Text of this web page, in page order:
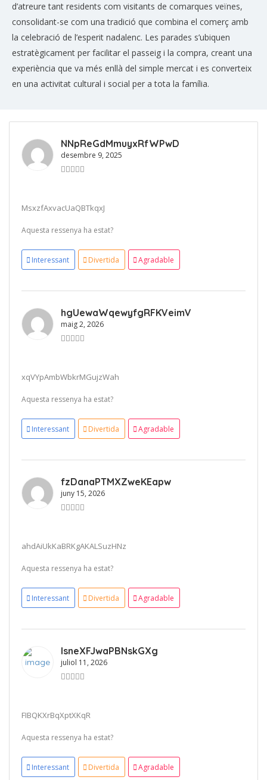
d’atreure tant residents com visitants de comarques veïnes,
consolidant-se com una tradició que combina el comerç amb
la celebració de l’esperit nadalenc. Les parades s’ubiquen
estratègicament per facilitar el passeig i la compra, creant una
experiència que va més enllà del simple mercat i es converteix
en una activitat cultural i social per a tota la família.
NNpReGdMmuyxRfWPwD
desembre 9, 2025
MsxzfAxvacUaQBTkqxJ
Aquesta ressenya ha estat?
Interessant Divertida Agradable
hgUewaWqewyfgRFKVeimV
maig 2, 2026
xqVYpAmbWbkrMGujzWah
Aquesta ressenya ha estat?
Interessant Divertida Agradable
fzDanaPTMXZweKEapw
juny 15, 2026
ahdAiUkKaBRKgAKALSuzHNz
Aquesta ressenya ha estat?
Interessant Divertida Agradable
IsneXFJwaPBNskGXg
juliol 11, 2026
FIBQKXrBqXptXKqR
Aquesta ressenya ha estat?
Interessant Divertida Agradable